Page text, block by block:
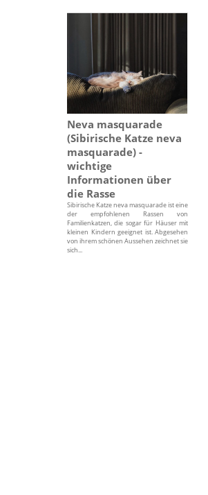
Neva masquarade
(Sibirische Katze neva
masquarade) -
wichtige
Informationen über
die Rasse
Sibirische Katze neva masquarade ist eine
der empfohlenen Rassen von
Familienkatzen, die sogar für Häuser mit
kleinen Kindern geeignet ist. Abgesehen
von ihrem schönen Aussehen zeichnet sie
sich...